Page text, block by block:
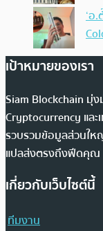
‘อ
เป้าหมายของเรา
Siam Blockchain มุ่
Cryptocurrency และ
รวบรวมข้อมูลส่วนให
แปลส่งตรงถึงฟีดคุณ
เกี่ยวกับเว็บไซต์นี้
ทีมงาน